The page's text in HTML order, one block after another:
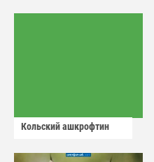
Кольский ашкрофтин